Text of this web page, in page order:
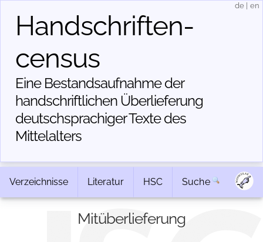
Handschriften­
census
Eine Bestandsaufnahme der
handschriftlichen Über­lieferung
deutschsprachiger Texte des
Mittelalters
de en
Verzeichnisse Literatur HSC Suche
Mitüberlieferung